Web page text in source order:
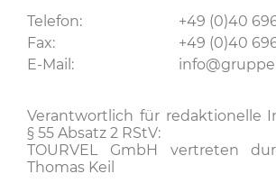
Telefon:
+49 (0)40
Fax:
+49 (0)40
E-Mail:
Verantwortlich für redaktionelle
§ 55 Absatz 2 RStV:
TOURVEL GmbH vertreten
Thomas Keil